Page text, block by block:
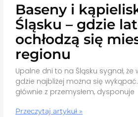
Baseny i
Śląsku – gdzie
ochłodzą się
regionu
Upalne dni to na Śląsku sygnał,
gdzie najbliżej można się
głównie z przemysłem, dysponuje
Przeczytaj artykuł »